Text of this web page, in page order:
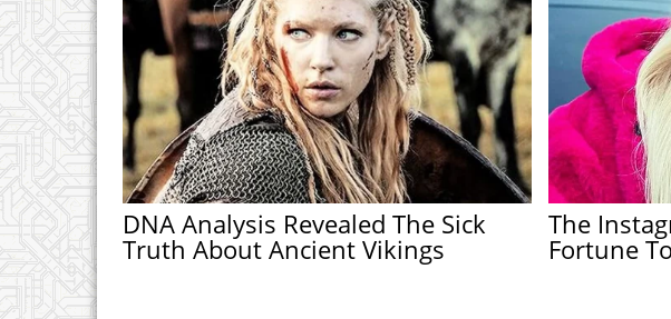
DNA Analysis Revealed The Sick
Truth About Ancient Vikings
The
Fortune